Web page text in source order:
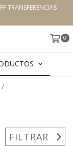
TRANSFERENCIAS
0
/
FILTRAR